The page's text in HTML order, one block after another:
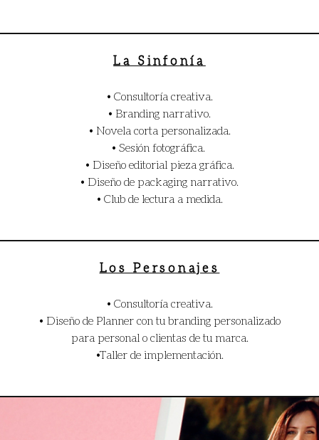
La Sinfonía​
• Consultoría creativa.
• Branding narrativo.
• Novela corta personalizada.
• Sesión fotográfica.
• Diseño editorial pieza gráfica.
• Diseño de packaging narrativo.
• Club de lectura a medida.
Los Personajes
• Consultoría creativa.
• Diseño de Planner con tu branding personalizado
para personal o clientas de tu marca.
•Taller de implementación.